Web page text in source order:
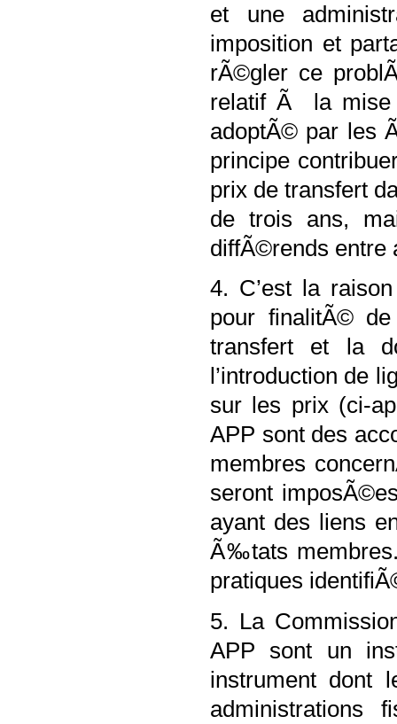
et une
imposition et
rÃ©gler ce
relatif Ã la mise
adoptÃ© par les
principe
prix de transfert
de trois ans,
diffÃ©rends entre
4. C’est la
pour finalitÃ©
transfert et la
l’introduction de
sur les prix (ci-
APP sont des
membres
seront
ayant des liens
Ã‰tats
pratiques
5. La
APP sont un
instrument dont
administrations